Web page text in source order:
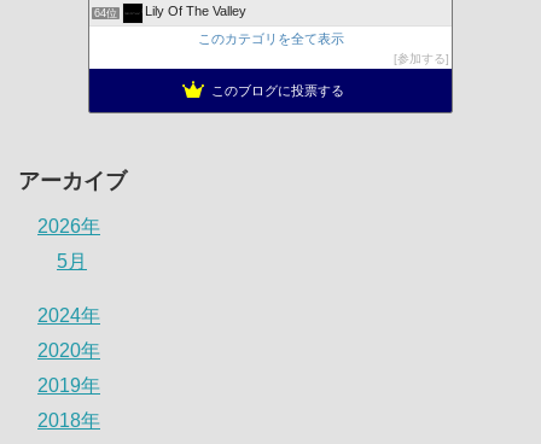
64位
Lily Of The Valley
このカテゴリを全て表示
参加する
このブログに投票する
アーカイブ
2026年
5月
2024年
2020年
2019年
2018年